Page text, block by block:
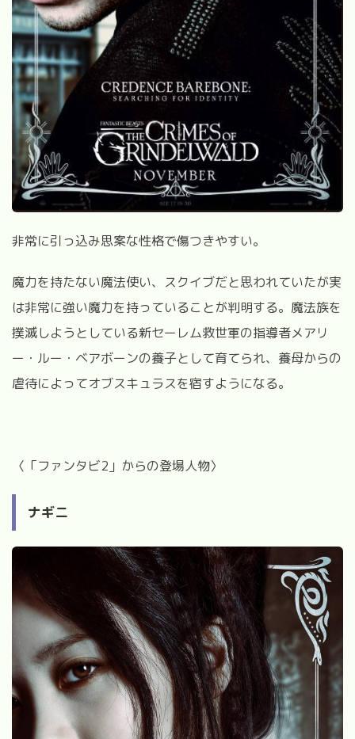
非常に引っ込み思案な性格で傷つきやすい。
魔力を持たない魔法使い、スクイブだと思われていたが実
は非常に強い魔力を持っていることが判明する。魔法族を
撲滅しようとしている新セーレム救世軍の指導者メアリ
ー・ルー・ベアボーンの養子として育てられ、養母からの
虐待によってオブスキュラスを宿すようになる。
〈「ファンタビ2 」からの登場人物〉
ナギニ